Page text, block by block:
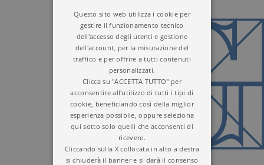
Questo sito web utilizza i cookie per
gestire il funzionamento tecnico
dell'accesso degli utenti e gestione
dell'account, per la misurazione del
traffico e per offrire a tutti contenuti
personalizzati.
Clicca su "ACCETTA TUTTO" per
acconsentire all'utilizzo di tutti i tipi di
cookie, beneficiando così della miglior
esperienza possibile, oppure seleziona
qui sotto solo quelli che acconsenti di
ricevere.
Cliccando sulla X collocata in alto a destra
si chiuderà il banner e si darà il consenso